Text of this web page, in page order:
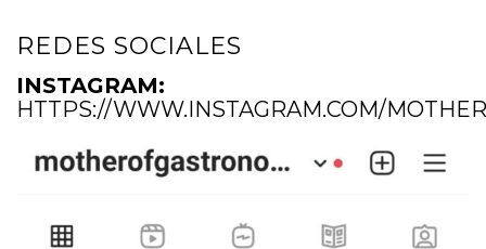
REDES SOCIALES
INSTAGRAM:
HTTPS://WWW.INSTAGRAM.COM/